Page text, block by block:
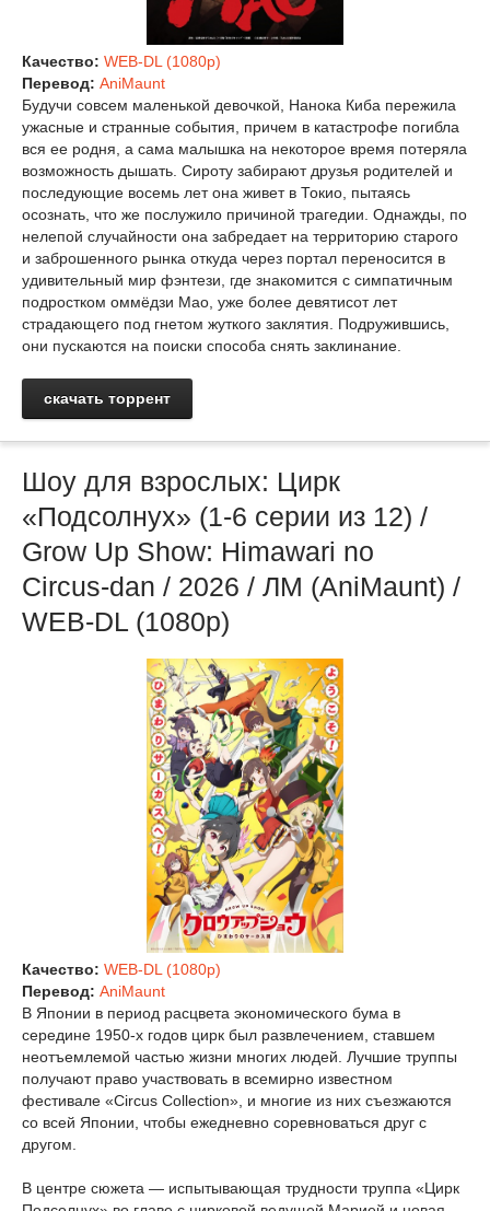
Качество: WEB-DL (1080p)
Перевод: AniMaunt
Будучи совсем маленькой девочкой, Нанока Киба пережила
ужасные и странные события, причем в катастрофе погибла
вся ее родня, а сама малышка на некоторое время потеряла
возможность дышать. Сироту забирают друзья родителей и
последующие восемь лет она живет в Токио, пытаясь
осознать, что же послужило причиной трагедии. Однажды, по
нелепой случайности она забредает на территорию старого
и заброшенного рынка откуда через портал переносится в
удивительный мир фэнтези, где знакомится с симпатичным
подростком оммёдзи Мао, уже более девятисот лет
страдающего под гнетом жуткого заклятия. Подружившись,
они пускаются на поиски способа снять заклинание.
скачать торрент
Шоу для взрослых: Цирк
«Подсолнух» (1-6 серии из 12) /
Grow Up Show: Himawari no
Circus-dan / 2026 / ЛМ (AniMaunt) /
WEB-DL (1080p)
Качество: WEB-DL (1080p)
Перевод: AniMaunt
В Японии в период расцвета экономического бума в
середине 1950-х годов цирк был развлечением, ставшем
неотъемлемой частью жизни многих людей. Лучшие труппы
получают право участвовать в всемирно известном
фестивале «Circus Collection», и многие из них съезжаются
со всей Японии, чтобы ежедневно соревноваться друг с
другом.
В центре сюжета — испытывающая трудности труппа «Цирк